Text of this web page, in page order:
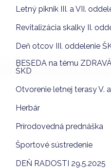
Letný piknik III. a VII.
Revitalizácia skalky II.
Deň otcov III. oddelenie
BESEDA na tému
ŠKD
Otvorenie letnej terasy V.
Herbár
Prírodovedná prednáška
Športové sústredenie
DEŇ RADOSTI 29.5.2025